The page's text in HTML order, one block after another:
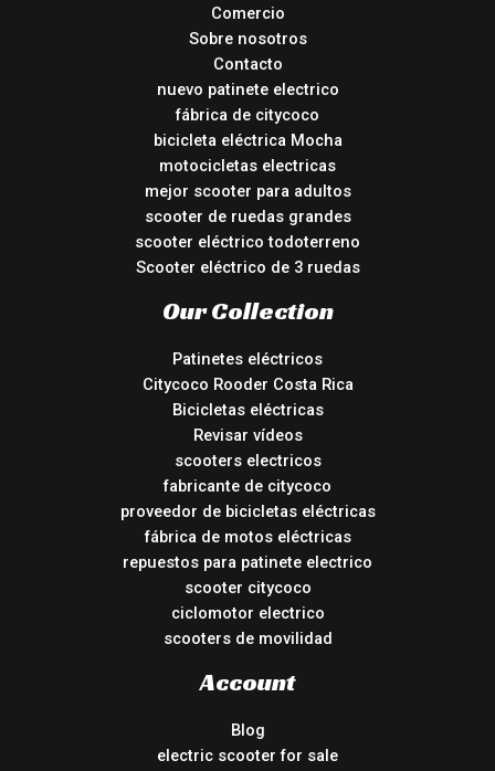
Comercio
Sobre nosotros
Contacto
nuevo patinete electrico
fábrica de citycoco
bicicleta eléctrica Mocha
motocicletas electricas
mejor scooter para adultos
scooter de ruedas grandes
scooter eléctrico todoterreno
Scooter eléctrico de 3 ruedas
Our Collection
Patinetes eléctricos
Citycoco Rooder Costa Rica
Bicicletas eléctricas
Revisar vídeos
scooters electricos
fabricante de citycoco
proveedor de bicicletas eléctricas
fábrica de motos eléctricas
repuestos para patinete electrico
scooter citycoco
ciclomotor electrico
scooters de movilidad
Account
Blog
electric scooter for sale